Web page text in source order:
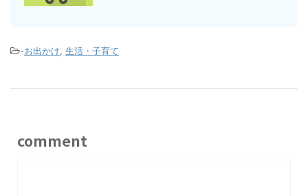
-お出かけ, 生活・子育て
comment